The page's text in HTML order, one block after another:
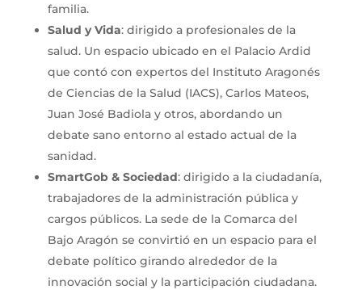
familia.
Salud y Vida: dirigido a profesionales de la
salud. Un espacio ubicado en el Palacio Ardid
que contó con expertos del Instituto Aragonés
de Ciencias de la Salud (IACS), Carlos Mateos,
Juan José Badiola y otros, abordando un
debate sano entorno al estado actual de la
sanidad.
SmartGob & Sociedad: dirigido a la ciudadanía,
trabajadores de la administración pública y
cargos públicos. La sede de la Comarca del
Bajo Aragón se convirtió en un espacio para el
debate político girando alrededor de la
innovación social y la participación ciudadana.